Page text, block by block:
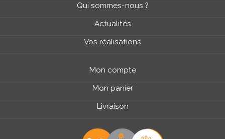
Qui sommes-nous ?
Actualités
Vos réalisations
Mon compte
Mon panier
Livraison